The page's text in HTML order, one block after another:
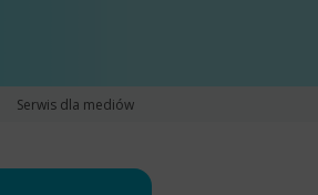
Serwis dla mediów